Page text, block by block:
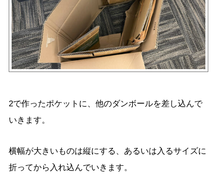
2で作ったポケットに、他のダンボールを差し込んで
いきます。
横幅が大きいものは縦にする、あるいは入るサイズに
折ってから入れ込んでいきます。